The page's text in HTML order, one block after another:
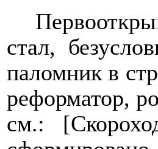
стал,
паломник в
реформатор,
см.: